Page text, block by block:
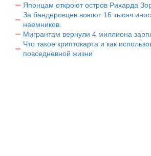
Японцам откроют остров Рихарда
За бандеровцев воюют 16 тысяч
наемников.
Мигрантам вернули 4 миллиона
Что такое криптокарта и как
повседневной жизни